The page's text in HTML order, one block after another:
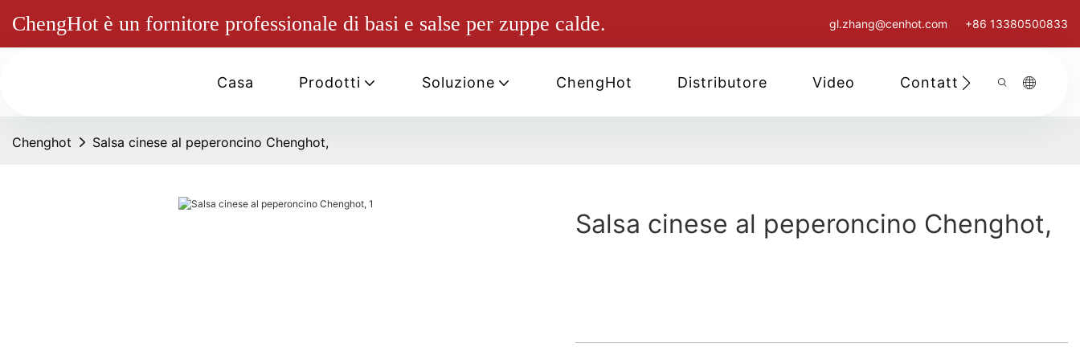
ChengHot è un fornitore professionale di basi e salse per zuppe calde. gl.zhang@cenhot.com +86 13380500833
Casa Prodotti Soluzione ChengHot Distributore Video Contattaci
Chenghot Salsa cinese al peperoncino Chenghot,
Salsa cinese al peperoncino Chenghot,